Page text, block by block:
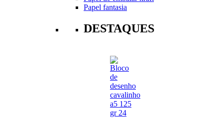
Papel fantasia
DESTAQUES